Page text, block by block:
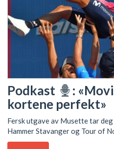
Podkast
:
kortene perfekt»
Fersk utgave av Musette tar
Hammer Stavanger og Tour of